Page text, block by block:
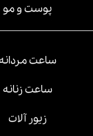
پوست و مو
ساعت
ساعت زنانه
زیور آلات